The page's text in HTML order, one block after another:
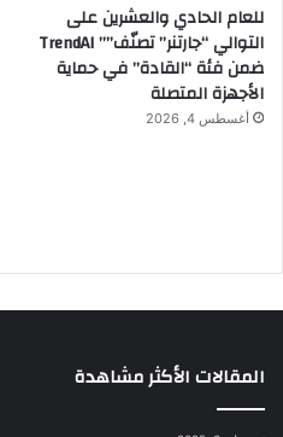
للعام الحادي والعشرين على
التوالي “جارتنر” تصنّف”” TrendAI
ضمن فئة “القادة” في حماية
الأجهزة المتصلة
أغسطس 4, 2026
المقالات الأكثر مشاهدة